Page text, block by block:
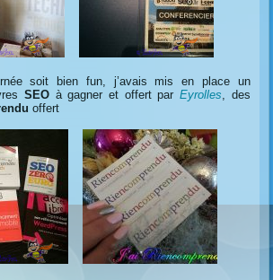
soit bien fun, j’avais mis en place un
SEO à gagner et offert par Eyrolles, des
offert